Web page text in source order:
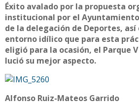
Éxito avalado por la propuesta
institucional por el
de la delegación de Deportes, así
entorno idílico que para esta
eligió para la ocasión, el Parque
lució su mejor aspecto.
Alfonso Ruiz-Mateos Garrido